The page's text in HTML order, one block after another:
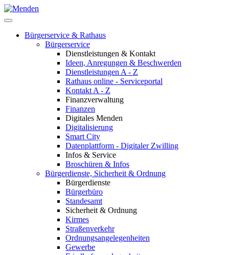
Bürgerservice & Rathaus
Bürgerservice
Dienstleistungen & Kontakt
Ideen, Anregungen & Beschwerden
Dienstleistungen A - Z
Rathaus online - Serviceportal
Kontakt A - Z
Finanzverwaltung
Finanzen
Digitales Menden
Digitalisierung
Smart City
Datenplattform - Digitaler Zwilling
Infos & Service
Broschüren & Infos
Bürgerdienste, Sicherheit & Ordnung
Bürgerdienste
Bürgerbüro
Standesamt
Sicherheit & Ordnung
Kirmes
Straßenverkehr
Ordnungsangelegenheiten
Gewerbe